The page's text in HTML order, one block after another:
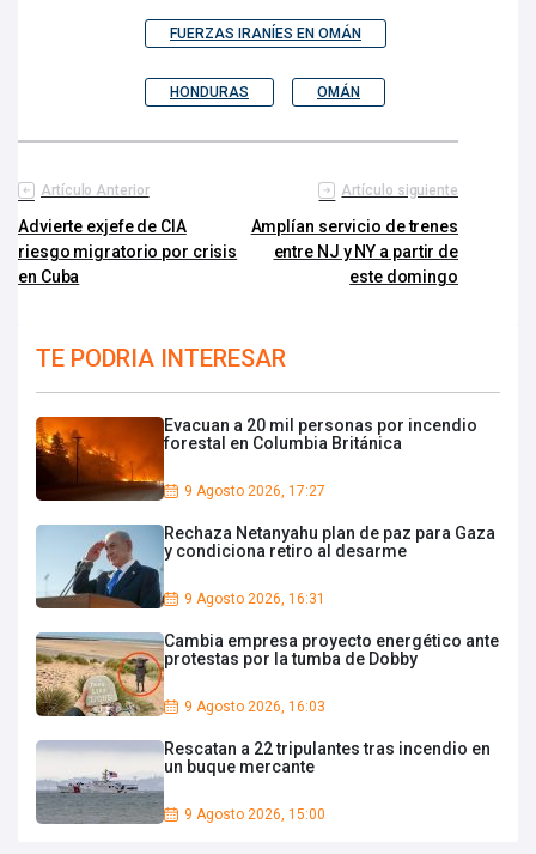
FUERZAS IRANÍES EN OMÁN
HONDURAS OMÁN
Artículo Anterior
Advierte exjefe de CIA
riesgo migratorio por crisis
en Cuba
Artículo siguiente
Amplían servicio de trenes
entre NJ y NY a partir de
este domingo
TE PODRIA INTERESAR
Evacuan a 20 mil personas por incendio
forestal en Columbia Británica
9 Agosto 2026, 17:27
Rechaza Netanyahu plan de paz para Gaza
y condiciona retiro al desarme
9 Agosto 2026, 16:31
Cambia empresa proyecto energético ante
protestas por la tumba de Dobby
9 Agosto 2026, 16:03
Rescatan a 22 tripulantes tras incendio en
un buque mercante
9 Agosto 2026, 15:00